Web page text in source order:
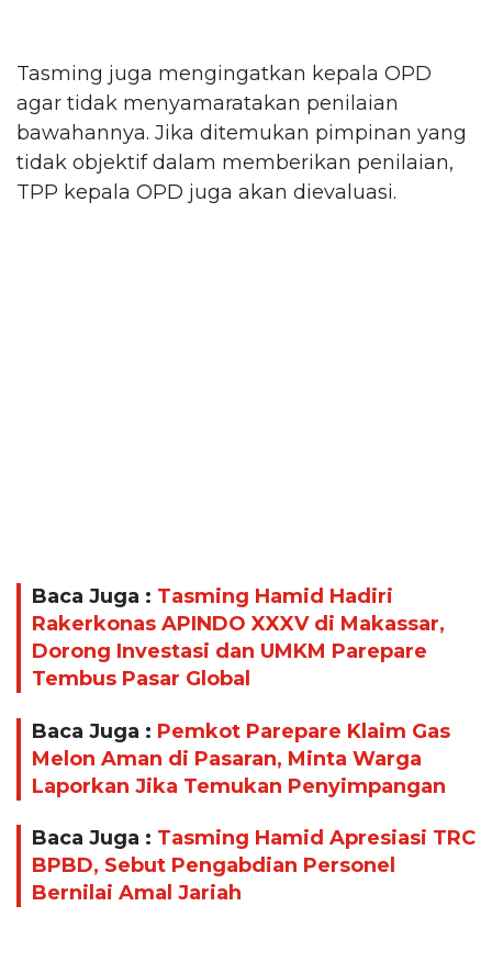
Tasming juga mengingatkan kepala OPD
agar tidak menyamaratakan penilaian
bawahannya. Jika ditemukan pimpinan yang
tidak objektif dalam memberikan penilaian,
TPP kepala OPD juga akan dievaluasi.
Baca Juga : Tasming Hamid Hadiri
Rakerkonas APINDO XXXV di Makassar,
Dorong Investasi dan UMKM Parepare
Tembus Pasar Global
Baca Juga : Pemkot Parepare Klaim Gas
Melon Aman di Pasaran, Minta Warga
Laporkan Jika Temukan Penyimpangan
Baca Juga : Tasming Hamid Apresiasi TRC
BPBD, Sebut Pengabdian Personel
Bernilai Amal Jariah